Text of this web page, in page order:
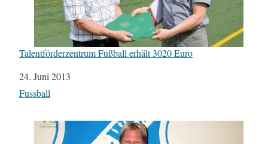
Talentförderzentrum Fußball erhält 3020 Euro
Datum
24. Juni 2013
In Bezug auf
Fussball